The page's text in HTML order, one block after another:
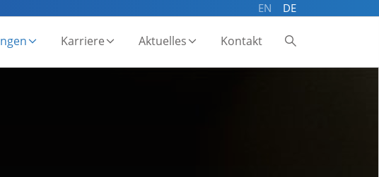
EN DE
Karriere Aktuelles Kontakt